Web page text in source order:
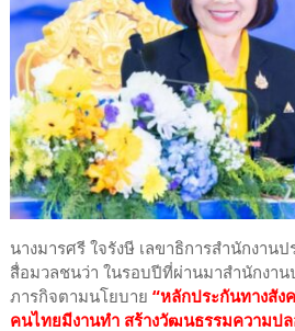
นางมารศรี ใจรังษี เลขาธิการสำนักงาน
สื่อมวลชนว่า ในรอบปีที่ผ่านมาสำนักงา
ภารกิจตามนโยบาย “หลักประกันทางสั
คนไทยมีงานทำ สร้างวัฒนธรรมความป